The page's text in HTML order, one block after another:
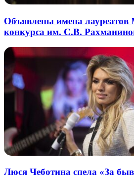
Объявлены имена лауреатов
конкурса им. С.В.
Люся Чеботина спела «За